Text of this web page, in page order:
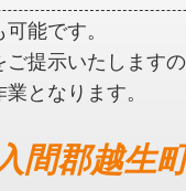
能です。
ご提示いたします
となります。
間郡越生